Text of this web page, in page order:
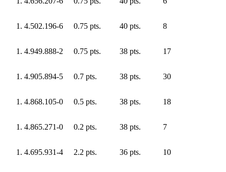
4.502.196-6 0.75 pts. 40 pts. 8
4.949.888-2 0.75 pts. 38 pts. 17
4.905.894-5 0.7 pts. 38 pts. 30
4.868.105-0 0.5 pts. 38 pts. 18
4.865.271-0 0.2 pts. 38 pts. 7
4.695.931-4 2.2 pts. 36 pts. 10